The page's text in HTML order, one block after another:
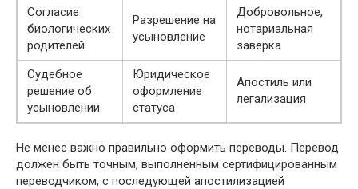
Согласие
биологических
родителей
Разрешение на
усыновление
Добровольное,
нотариальная
заверка
Судебное
решение об
усыновлении
Юридическое
оформление
статуса
Апостиль или
легализация
Не менее важно правильно оформить переводы. Перевод
должен быть точным, выполненным сертифицированным
переводчиком, с последующей апостилизацией